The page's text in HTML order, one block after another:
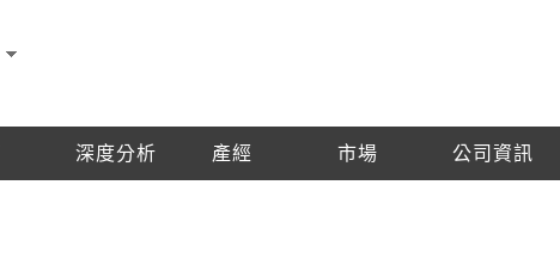
深度分析 產經 市場 公司資訊